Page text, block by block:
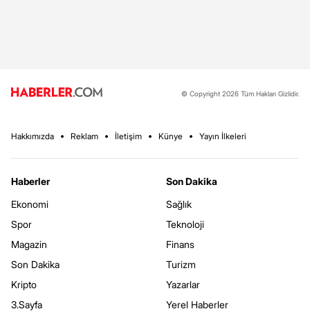
© Copyright 2026 Tüm Hakları Gizlidir.
Hakkımızda Reklam İletişim Künye Yayın İlkeleri
Haberler
Ekonomi
Spor
Magazin
Son Dakika
Kripto
3.Sayfa
Son Dakika
Sağlık
Teknoloji
Finans
Turizm
Yazarlar
Yerel Haberler